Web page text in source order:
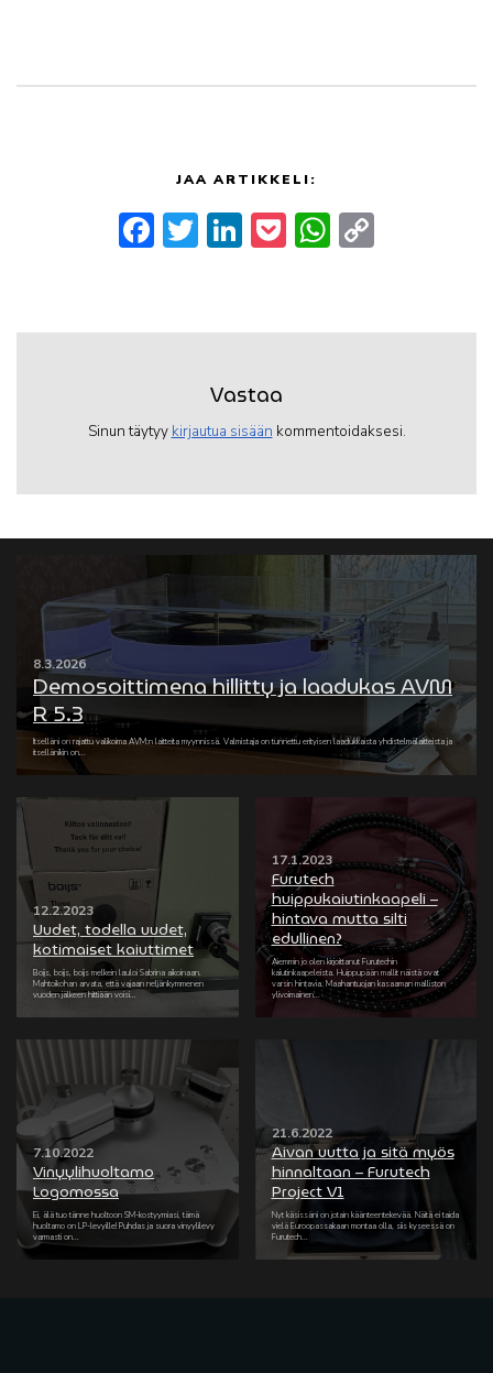
JAA ARTIKKELI:
FacebookTwitterLinkedInPocket WhatsApp
Vastaa
Sinun täytyy kirjautua sisään kommentoidaksesi.
Demosoittimena hillitty ja laadukas AVM
R 5.3
8.3.2026
Itselläni on rajattu valikoima AVM:n laitteita myynnissä. Valmistaja on tunnettu erityisen laadukkaista yhdistelmälaitteista ja
itsellänikin on...
Uudet, todella uudet,
kotimaiset kaiuttimet
12.2.2023
Boijs, boijs, boijs melkein lauloi Sabrina aikoinaan.
Mahtoikohan arvata, että vajaan neljänkymmenen
vuoden jälkeen hittiään voisi...
Furutech
huippukaiutinkaapeli –
hintava mutta silti
edullinen?
17.1.2023
Aiemmin jo olen kirjoittanut Furutechin
kaiutinkaapeleista. Huippupään mallit näistä ovat
varsin hintavia. Maahantuojan kasaaman malliston
ylivoimainen...
Vinyylihuoltamo
Logomossa
7.10.2022
Ei, älä tuo tänne huoltoon SM-kostyymiasi, tämä
huoltamo on LP-levyille! Puhdas ja suora vinyylilevy
varmasti on...
Aivan uutta ja sitä myös
hinnaltaan – Furutech
Project V1
21.6.2022
Nyt käsissäni on jotain käänteentekevää. Näitä ei taida
vielä Euroopassakaan montaa olla, siis kyseessä on
Furutech...